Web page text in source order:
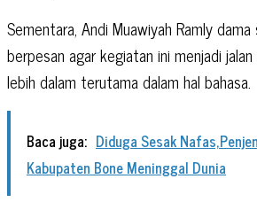
Sementara, Andi Muawiyah Ramly
berpesan agar kegiatan ini menjadi
lebih dalam terutama dalam hal bahasa.
Baca juga: Diduga Sesak
Kabupaten Bone Meninggal Dunia